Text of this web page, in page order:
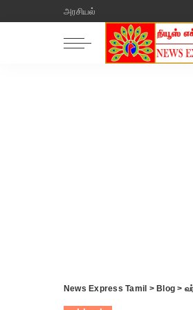
அரசியல்
News Express Tamil > Blog >